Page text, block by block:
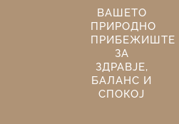
ВАШЕТО
ПРИРОДНО
ПРИБЕЖИШТЕ
ЗА
ЗДРАВЈЕ,
БАЛАНС И
СПОКОЈ